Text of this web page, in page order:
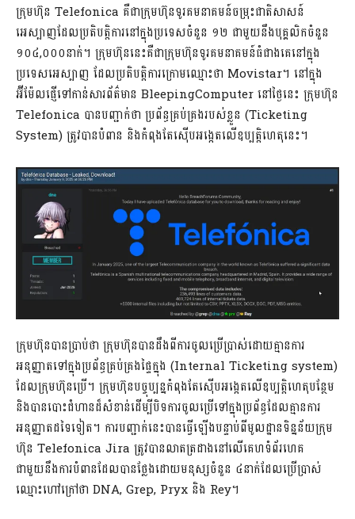
ក្រុមហ៊ុន Telefonica គឺជាក្រុមហ៊ុនទូរគមនាគមន៍ចម្រុះជាតិសាសន៍
អេស្បាញដែលប្រតិបត្តិការនៅក្នុងប្រទេសចំនួន ១២ ជាមួយនឹងបុគ្គលិកចំនួន
១០៤,០០០នាក់។ ក្រុមហ៊ុននេះគឺជាក្រុមហ៊ុនទូរគមនាគមន៍ធំជាងគេនៅក្នុង
ប្រទេសអេស្បាញ ដែលប្រតិបត្តិការក្រោមឈ្មោះថា Movistar។ នៅក្នុង
អ៊ីម៉ែលផ្ញើទៅកាន់សារព័ត៌មាន BleepingComputer នៅថ្ងៃនេះ ក្រុមហ៊ុន
Telefonica បានបញ្ជាក់ថា ប្រព័ន្ធគ្រប់គ្រងរបស់ខ្លួន (Ticketing
System) ត្រូវបានបំពាន និងកំពុងតែស៊ើបអង្កេតលើឧប្បត្តិហេតុនេះ។
ក្រុមហ៊ុនបានប្រាប់ថា ក្រុមហ៊ុនបានដឹងពីការចូលប្រើប្រាស់ដោយគ្មានការ
អនុញ្ញាតទៅក្នុងប្រព័ន្ធគ្រប់គ្រងផ្ទៃក្នុង (Internal Ticketing system)
ដែលក្រុមហ៊ុនប្រើ។ ក្រុមហ៊ុនបច្ចុប្បន្នកំពុងតែស៊ើបអង្កេតលើឧប្បត្តិហេតុបន្ថែម
និងបានបោះជំហានដ៏សំខាន់ដើម្បីបិទការចូលប្រើទៅក្នុងប្រព័ន្ធដែលគ្មានការ
អនុញ្ញាតដទៃទៀត។ ការបញ្ជាក់នេះបានធ្វើឡើងបន្ទាប់ពីមូលដ្ឋានទិន្នន័យក្រុម
ហ៊ុន Telefonica Jira ត្រូវបានលាតត្រដាងនៅលើគេហទំព័រហេគ
ជាមួយនឹងការបំពានដែលបានថ្លែងដោយមនុស្សចំនួន ៤នាក់ដែលប្រើប្រាស់
ឈ្មោះហៅក្រៅថា DNA, Grep, Pryx និង Rey។